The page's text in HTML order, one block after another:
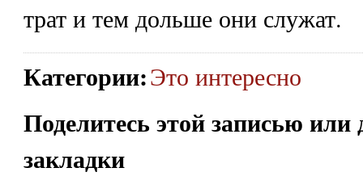
трат и тем дольше они служат.
Категории:Это интересно
Поделитесь этой записью или
закладки